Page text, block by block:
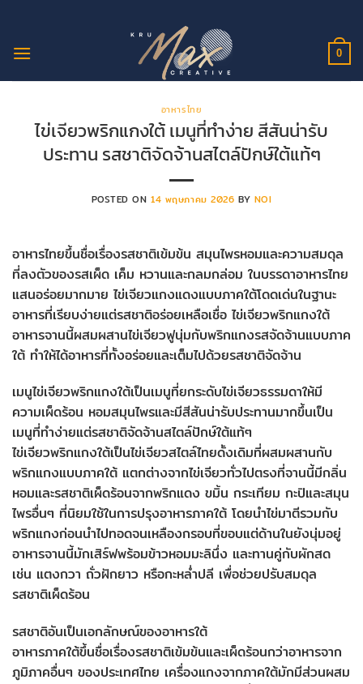
ยัง
0
อาหารไทย
ไข่เจียวพริกแกงใต้ เมนูที่ทำง่าย สีสันน่ารับ
ประทาน รสชาติจัดจ้านสไตล์ปักษ์ใต้แท้ๆ
POSTED ON14 พฤษภาคม 2026 BY NOI
อาหารไทยขึ้นชื่อเรื่องรสชาติเข้มข้น สมุนไพรหอมและความสมดุล
ที่ลงตัวของรสเผ็ด เค็ม หวานและกลมกล่อม ในบรรดาอาหารไทย
แสนอร่อยมากมาย ไข่เจียวแกงแดงแบบภาคใต้โดดเด่นในฐานะ
อาหารที่เรียบง่ายแต่รสชาติอร่อยเหลือเชื่อ ไข่เจียวพริกแกงใต้
อาหารจานนี้ผสมผสานไข่เจียวฟูนุ่มกับพริกแกงรสจัดจ้านแบบภาค
ใต้ ทำให้ได้อาหารที่ทั้งอร่อยและเต็มไปด้วยรสชาติจัดจ้าน
เมนูไข่เจียวพริกแกงใต้เป็นเมนูที่ยกระดับไข่เจียวธรรมดาให้มี
ความเผ็ดร้อน หอมสมุนไพรและมีสีสันน่ารับประทานมากขึ้นเป็น
เมนูที่ทำง่ายแต่รสชาติจัดจ้านสไตล์ปักษ์ใต้แท้ๆ
ไข่เจียวพริกแกงใต้เป็นไข่เจียวสไตล์ไทยดั้งเดิมที่ผสมผสานกับ
พริกแกงแบบภาคใต้ แตกต่างจากไข่เจียวทั่วไปตรงที่จานนี้มีกลิ่น
หอมและรสชาติเผ็ดร้อนจากพริกแดง ขมิ้น กระเทียม กะปิและสมุน
ไพรอื่นๆ ที่นิยมใช้ในการปรุงอาหารภาคใต้ โดยนำไข่มาตีรวมกับ
พริกแกงก่อนนำไปทอดจนเหลืองกรอบที่ขอบแต่ด้านในยังนุ่มอยู่
อาหารจานนี้มักเสิร์ฟพร้อมข้าวหอมมะลินึ่ง และทานคู่กับผักสด
เช่น แตงกวา ถั่วฝักยาว หรือกะหล่ำปลี เพื่อช่วยปรับสมดุล
รสชาติเผ็ดร้อน
รสชาติอันเป็นเอกลักษณ์ของอาหารใต้
อาหารภาคใต้ขึ้นชื่อเรื่องรสชาติเข้มข้นและเผ็ดร้อนกว่าอาหารจาก
ภูมิภาคอื่นๆ ของประเทศไทย เครื่องแกงจากภาคใต้มักมีส่วนผสม